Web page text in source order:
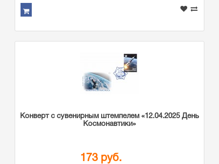
Конверт с сувенирным штемпелем «12.04.2025 День
Космонавтики»
173 руб.